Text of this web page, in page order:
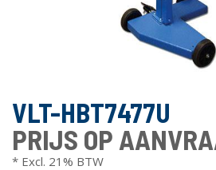
VLT-HBT7477U
PRIJS OP
* Excl. 21% BTW